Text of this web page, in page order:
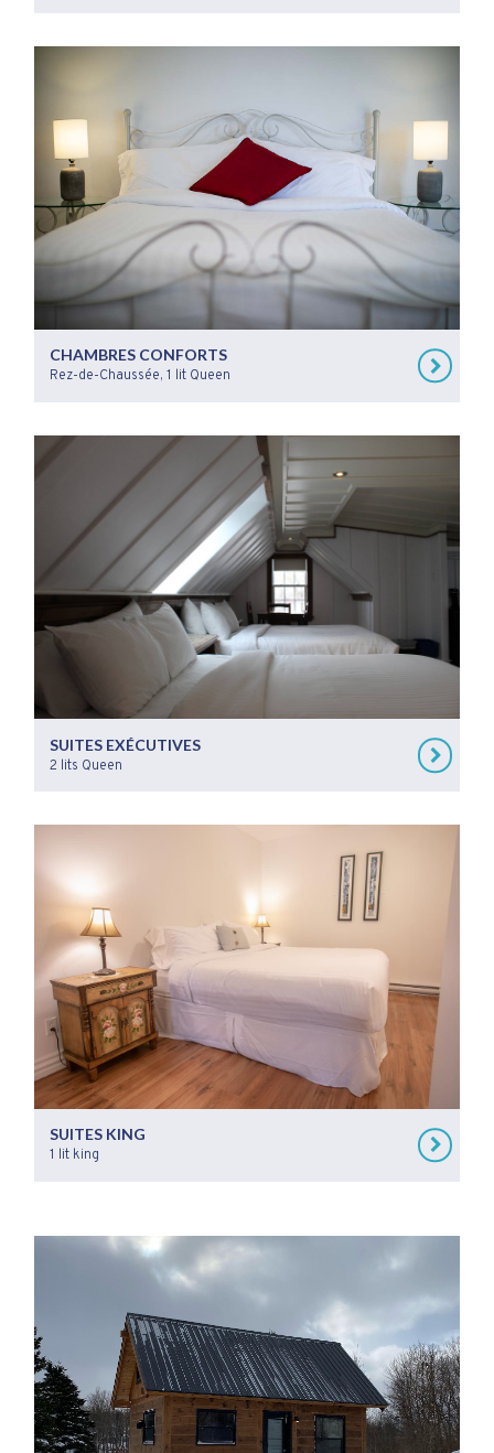
CHAMBRES CONFORTS
Rez-de-Chaussée, 1 lit Queen
SUITES EXÉCUTIVES
2 lits Queen
SUITES KING
1 lit king